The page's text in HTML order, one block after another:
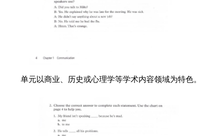
单元以商业、历史或心理学等学术内容领域为特色。